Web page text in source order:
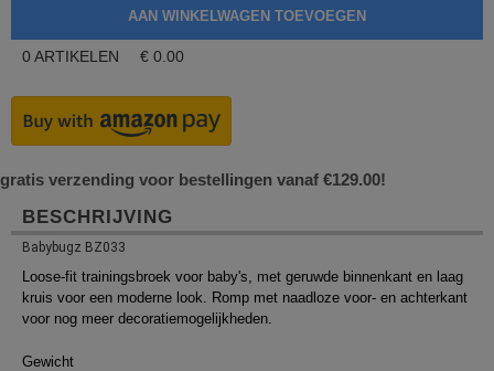
0 ARTIKELEN € 0.00
gratis verzending voor bestellingen vanaf €129.00!
BESCHRIJVING
Babybugz BZ033
Loose-fit trainingsbroek voor baby's, met geruwde binnenkant en laag
kruis voor een moderne look. Romp met naadloze voor- en achterkant
voor nog meer decoratiemogelijkheden.
Gewicht